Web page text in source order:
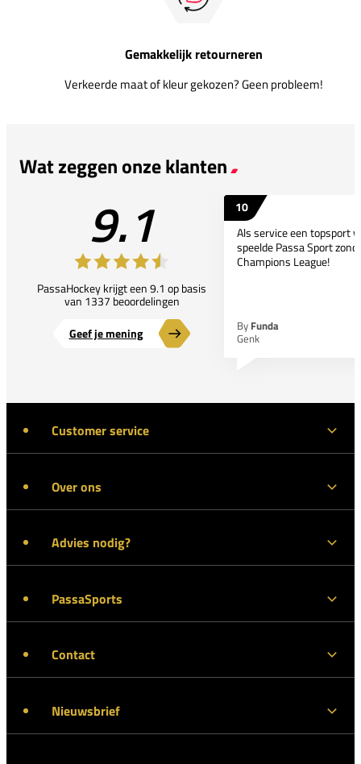
Gemakkelijk retourneren
Verkeerde maat of kleur gekozen? Geen probleem!
Wat zeggen onze klanten
9.1
PassaHockey krijgt een 9.1 op basis
van 1337 beoordelingen
Geef je mening
10
Als service een topsport
speelde Passa Sport
Champions League!
By Funda
Genk
Customer service
Over ons
Advies nodig?
PassaSports
Contact
Nieuwsbrief